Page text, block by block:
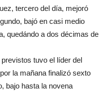
tercero del día, mejoró
bajó en casi medio
quedándo a dos décimas de
tuvo el líder del
la mañana finalizó sexto
bajo hasta la novena